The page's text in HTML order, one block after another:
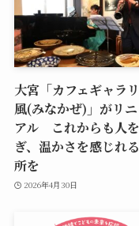
大宮「カフェギャラ
風(みなかぜ)」がリ
アル これからも人
ぎ、温かさを感じれ
所を
2026年4月30日